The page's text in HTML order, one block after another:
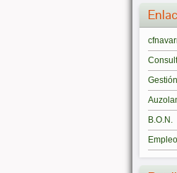
B.O.N.